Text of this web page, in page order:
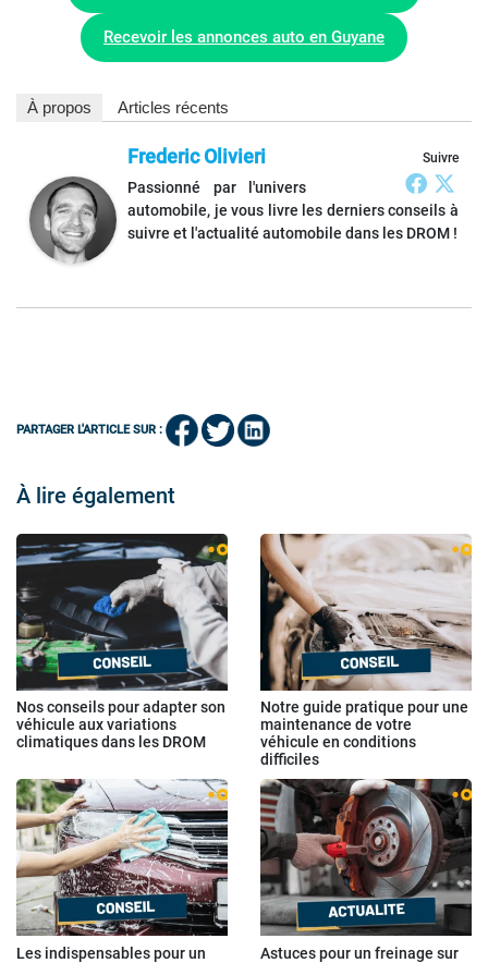
Recevoir les annonces auto en Guyane
À propos Articles récents
Suivre
Frederic Olivieri
Passionné par l'univers
automobile, je vous livre les derniers conseils à
suivre et l'actualité automobile dans les DROM !
PARTAGER L'ARTICLE SUR :
À lire également
Nos conseils pour adapter son
véhicule aux variations
climatiques dans les DROM
Notre guide pratique pour une
maintenance de votre
véhicule en conditions
difficiles
Les indispensables pour un
Astuces pour un freinage sur